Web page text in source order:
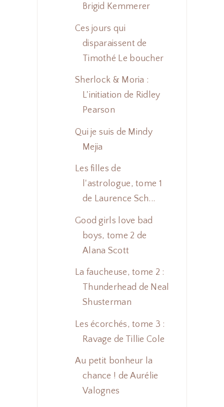
Brigid Kemmerer
Ces jours qui
disparaissent de
Timothé Le boucher
Sherlock & Moria :
L'initiation de Ridley
Pearson
Qui je suis de Mindy
Mejia
Les filles de
l'astrologue, tome 1
de Laurence Sch...
Good girls love bad
boys, tome 2 de
Alana Scott
La faucheuse, tome 2 :
Thunderhead de Neal
Shusterman
Les écorchés, tome 3 :
Ravage de Tillie Cole
Au petit bonheur la
chance ! de Aurélie
Valognes